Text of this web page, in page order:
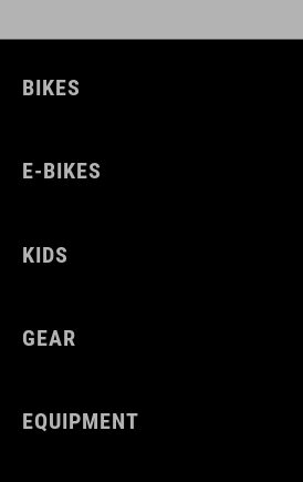
BIKES
E-BIKES
KIDS
GEAR
EQUIPMENT